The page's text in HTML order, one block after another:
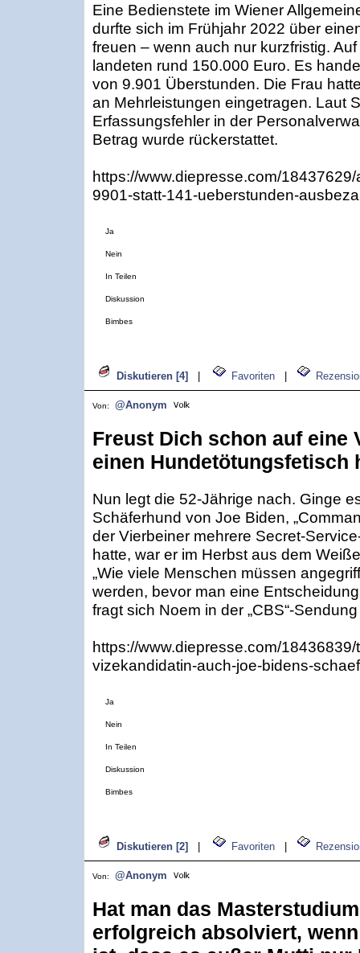
Eine Bedienstete im Wiener
durfte sich im Frühjahr 2022 über
freuen – wenn auch nur kurzfristig.
landeten rund 150.000 Euro. Es
von 9.901 Überstunden. Die Frau
an Mehrleistungen eingetragen. Laut
Erfassungsfehler in der
Betrag wurde rückerstattet.
https://www.diepresse.com/
9901-statt-141-ueberstunden-
Ja
Nein
In Teilen
Diskussion
Bimbes
Diskutieren [4] Favoriten
Von: @Anonym
Freust Dich schon auf eine
einen Hundetötungsfetisch
Nun legt die 52-Jährige nach. Ginge
Schäferhund von Joe Biden,
der Vierbeiner mehrere Secret-
hatte, war er im Herbst aus dem
„Wie viele Menschen müssen
werden, bevor man eine
fragt sich Noem in der „CBS“-
https://www.diepresse.com/
vizekandidatin-auch-joe-bidens-
Ja
Nein
In Teilen
Diskussion
Bimbes
Diskutieren [2] Favoriten
Von: @Anonym
Hat man das
erfolgreich absolviert,